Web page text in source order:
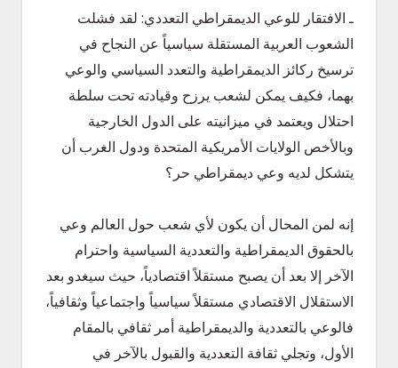
ـ الافتقار للوعي الديمقراطي التعددي: لقد فشلت
الشعوب العربية المستقلة سياسياً عن النجاح في
ترسيخ ركائز الديمقراطية والتعدد السياسي والوعي
بهما، فكيف يمكن لشعب يرزح وقيادته تحت سلطة
احتلال ويعتمد في ميزانيته على الدول الخارجية
وبالأخص الولايات الأمريكية المتحدة ودول الغرب أن
يتشكل لديه وعي ديمقراطي حر؟
إنه لمن المحال أن يكون لأي شعب حول العالم وعي
بالحقوق الديمقراطية والتعددية السياسية واحترام
الآخر إلا بعد أن يصبح مستقلاً اقتصادياً، حيث سيغدو بعد
الاستقلال الاقتصادي مستقلاً سياسياً واجتماعياً وثقافياً،
فالوعي بالتعددية والديمقراطية أمر ثقافي بالمقام
الأول، وتجلي ثقافة التعددية والقبول بالآخر في